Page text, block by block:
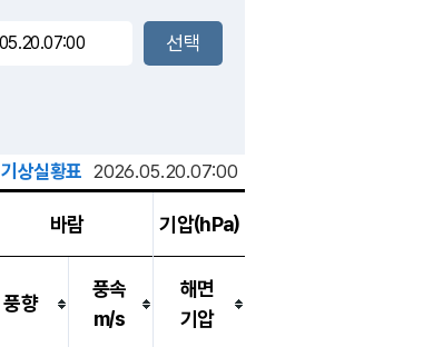
장호원
기상실황표 2026.05.20.07:00
바람 기압(hPa)
풍향
풍속
m/s
해면
기압